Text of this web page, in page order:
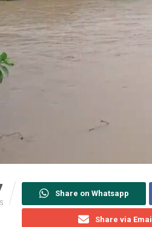
Share on Whatsapp
Share via Email